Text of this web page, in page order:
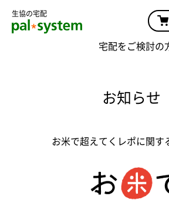
生協の宅配
宅配をご検討の
お知らせ
お米で超えてくレポに関す